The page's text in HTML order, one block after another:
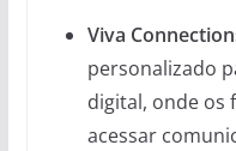
Viva
personalizado
digital, onde os
acessar